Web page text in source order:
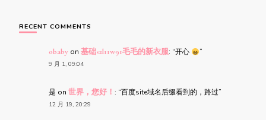
RECENT COMMENTS
obaby on 基础s2l11w91毛毛的新衣服: “开心 ”
9 月 1, 09:04
是 on 世界，您好！ : “百度site域名后缀看到的，路过”
12 月 19, 20:29